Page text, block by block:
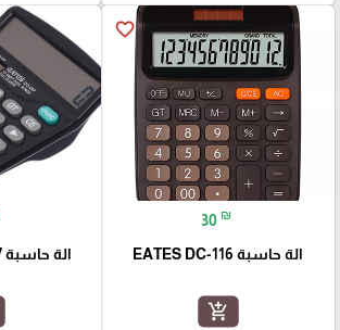
favorite_border
30 ₪
الة حاسبة EATES DC-116
add_shopping_cart
الة حاسبة EATES DC-837